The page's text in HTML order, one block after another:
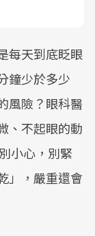
每天到底眨眼
鐘少於多少
風險？眼科醫
、不起眼的動
小心，別緊
」，嚴重還會